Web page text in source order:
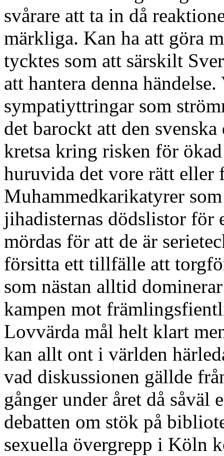
svårare att ta in då
märkliga. Kan ha att göra
tycktes som att särskilt
att hantera denna
sympatiyttringar som
det barockt att den
kretsa kring risken för
huruvida det vore rätt eller
Muhammedkarikatyrer
jihadisternas dödslistor för
mördas för att de är
försitta ett tillfälle att
som nästan alltid
kampen mot
Lovvärda mål helt klart
kan allt ont i världen
vad diskussionen gällde
gånger under året då
debatten om stök på
sexuella övergrepp i Köln